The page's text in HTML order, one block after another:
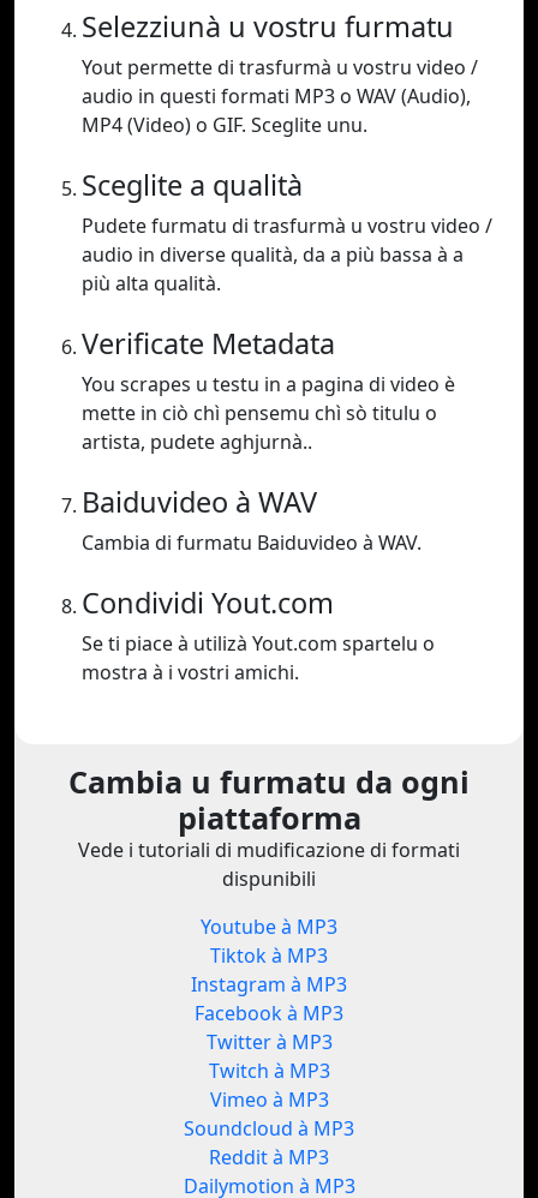
Selezziunà u vostru furmatu
Yout permette di trasfurmà u vostru video /
audio in questi formati MP3 o WAV (Audio),
MP4 (Video) o GIF. Sceglite unu.
Sceglite a qualità
Pudete furmatu di trasfurmà u vostru video /
audio in diverse qualità, da a più bassa à a
più alta qualità.
Verificate Metadata
You scrapes u testu in a pagina di video è
mette in ciò chì pensemu chì sò titulu o
artista, pudete aghjurnà..
Baiduvideo à WAV
Cambia di furmatu Baiduvideo à WAV.
Condividi Yout.com
Se ti piace à utilizà Yout.com spartelu o
mostra à i vostri amichi.
Cambia u furmatu da ogni
piattaforma
Vede i tutoriali di mudificazione di formati
dispunibili
Youtube à MP3
Tiktok à MP3
Instagram à MP3
Facebook à MP3
Twitter à MP3
Twitch à MP3
Vimeo à MP3
Soundcloud à MP3
Reddit à MP3
Dailymotion à MP3